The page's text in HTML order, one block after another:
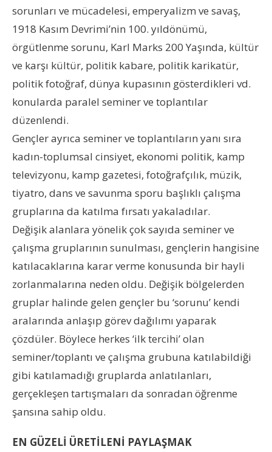
sorunları ve mücadelesi, emperyalizm ve savaş,
1918 Kasım Devrimi’nin 100. yıldönümü,
örgütlenme sorunu, Karl Marks 200 Yaşında, kültür
ve karşı kültür, politik kabare, politik karikatür,
politik fotoğraf, dünya kupasının gösterdikleri vd.
konularda paralel seminer ve toplantılar
düzenlendi.
Gençler ayrıca seminer ve toplantıların yanı sıra
kadın-toplumsal cinsiyet, ekonomi politik, kamp
televizyonu, kamp gazetesi, fotoğrafçılık, müzik,
tiyatro, dans ve savunma sporu başlıklı çalışma
gruplarına da katılma fırsatı yakaladılar.
Değişik alanlara yönelik çok sayıda seminer ve
çalışma gruplarının sunulması, gençlerin hangisine
katılacaklarına karar verme konusunda bir hayli
zorlanmalarına neden oldu. Değişik bölgelerden
gruplar halinde gelen gençler bu ‘sorunu’ kendi
aralarında anlaşıp görev dağılımı yaparak
çözdüler. Böylece herkes ‘ilk tercihi’ olan
seminer/toplantı ve çalışma grubuna katılabildiği
gibi katılamadığı gruplarda anlatılanları,
gerçekleşen tartışmaları da sonradan öğrenme
şansına sahip oldu.
EN GÜZELİ ÜRETİLENİ PAYLAŞMAK